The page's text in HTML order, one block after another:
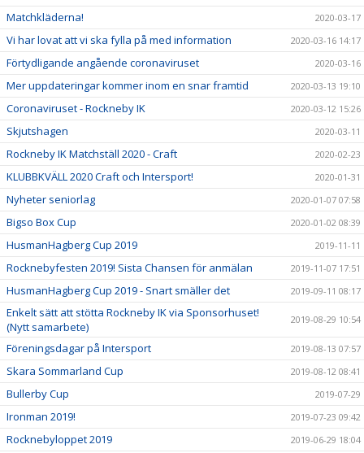
Matchkläderna! 2020-03-17
Vi har lovat att vi ska fylla på med information 2020-03-16 14:17
Förtydligande angående coronaviruset 2020-03-16
Mer uppdateringar kommer inom en snar framtid 2020-03-13 19:10
Coronaviruset - Rockneby IK 2020-03-12 15:26
Skjutshagen 2020-03-11
Rockneby IK Matchställ 2020 - Craft 2020-02-23
KLUBBKVÄLL 2020 Craft och Intersport! 2020-01-31
Nyheter seniorlag 2020-01-07 07:58
Bigso Box Cup 2020-01-02 08:39
HusmanHagberg Cup 2019 2019-11-11
Rocknebyfesten 2019! Sista Chansen för anmälan 2019-11-07 17:51
HusmanHagberg Cup 2019 - Snart smäller det 2019-09-11 08:17
Enkelt sätt att stötta Rockneby IK via Sponsorhuset!
(Nytt samarbete)
2019-08-29 10:54
Föreningsdagar på Intersport 2019-08-13 07:57
Skara Sommarland Cup 2019-08-12 08:41
Bullerby Cup 2019-07-29
Ironman 2019! 2019-07-23 09:42
Rocknebyloppet 2019 2019-06-29 18:04